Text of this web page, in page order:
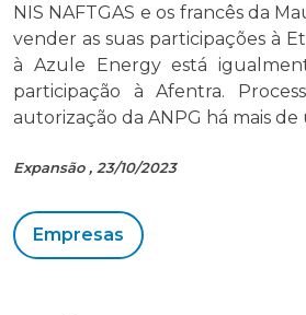
NIS NAFTGAS e os francês da
vender as suas participações à
à Azule Energy está
participação à Afentra.
autorização da ANPG há mais de
Expansão , 23/10/2023
Empresas